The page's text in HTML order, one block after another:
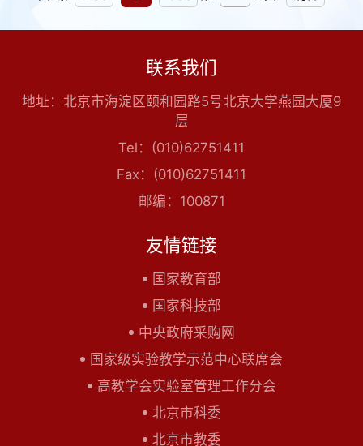
联系我们
地址：北京市海淀区颐和园路5号北京大学燕园大厦9
层
Tel：(010)62751411
Fax：(010)62751411
邮编：100871
友情链接
国家教育部
国家科技部
中央政府采购网
国家级实验教学示范中心联席会
高教学会实验室管理工作分会
北京市科委
北京市教委